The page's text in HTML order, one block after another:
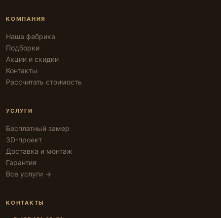
КОМПАНИЯ
Наша фабрика
Подборки
Акции и скидки
Контакты
Рассчитать стоимость
УСЛУГИ
Бесплатный замер
3D-проект
Доставка и монтаж
Гарантия
Все услуги →
КОНТАКТЫ